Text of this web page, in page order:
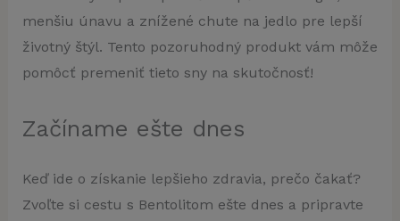
menšiu únavu a znížené chute na jedlo pre lepší
životný štýl. Tento pozoruhodný produkt vám môže
pomôcť premeniť tieto sny na skutočnosť!
Začíname ešte dnes
Keď ide o získanie lepšieho zdravia, prečo čakať?
Zvoľte si cestu s Bentolitom ešte dnes a pripravte